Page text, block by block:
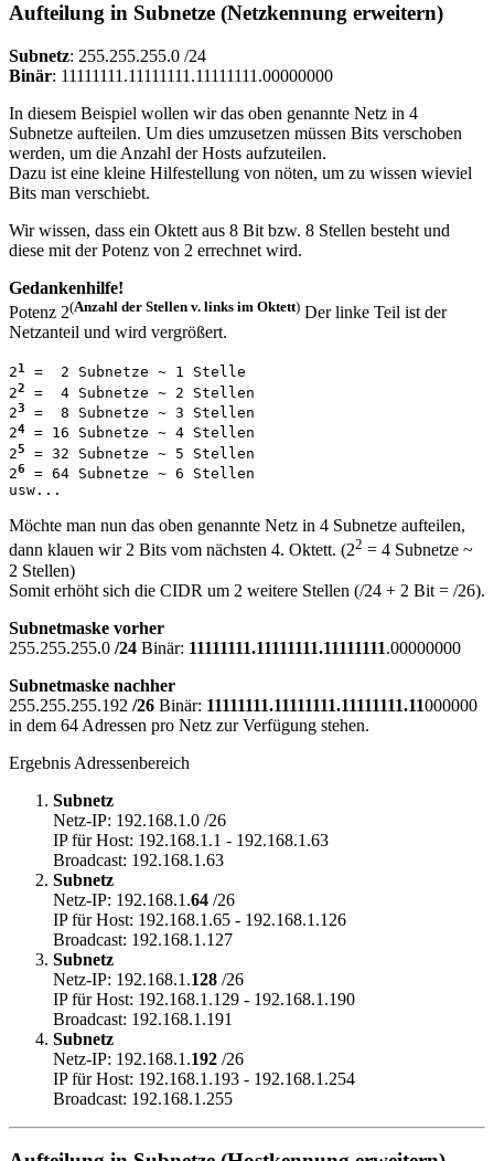
Aufteilung in Subnetze (Netzkennung erweitern)
Subnetz: 255.255.255.0 /24
Binär: 11111111.11111111.11111111.00000000
In diesem Beispiel wollen wir das oben genannte Netz in 4
Subnetze aufteilen. Um dies umzusetzen müssen Bits verschoben
werden, um die Anzahl der Hosts aufzuteilen.
Dazu ist eine kleine Hilfestellung von nöten, um zu wissen wieviel
Bits man verschiebt.
Wir wissen, dass ein Oktett aus 8 Bit bzw. 8 Stellen besteht und
diese mit der Potenz von 2 errechnet wird.
Gedankenhilfe!
Potenz 2(Anzahl der Stellen v. links im Oktett) Der linke Teil ist der
Netzanteil und wird vergrößert.
21
=  2 Subnetze ~ 1 Stelle
22
=  4 Subnetze ~ 2 Stellen
23
=  8 Subnetze ~ 3 Stellen
24 = 16 Subnetze ~ 4 Stellen
25
= 32 Subnetze ~ 5 Stellen
26
= 64 Subnetze ~ 6 Stellen
usw...
Möchte man nun das oben genannte Netz in 4 Subnetze aufteilen,
dann klauen wir 2 Bits vom nächsten 4. Oktett. (22 = 4 Subnetze ~
2 Stellen)
Somit erhöht sich die CIDR um 2 weitere Stellen (/24 + 2 Bit = /26).
Subnetmaske vorher
255.255.255.0 /24 Binär: 11111111.11111111.11111111.00000000
Subnetmaske nachher
255.255.255.192 /26 Binär: 11111111.11111111.11111111.11000000
in dem 64 Adressen pro Netz zur Verfügung stehen.
Ergebnis Adressenbereich
Subnetz
Netz-IP: 192.168.1.0 /26
IP für Host: 192.168.1.1 - 192.168.1.63
Broadcast: 192.168.1.63
Subnetz
Netz-IP: 192.168.1.64 /26
IP für Host: 192.168.1.65 - 192.168.1.126
Broadcast: 192.168.1.127
Subnetz
Netz-IP: 192.168.1.128 /26
IP für Host: 192.168.1.129 - 192.168.1.190
Broadcast: 192.168.1.191
Subnetz
Netz-IP: 192.168.1.192 /26
IP für Host: 192.168.1.193 - 192.168.1.254
Broadcast: 192.168.1.255